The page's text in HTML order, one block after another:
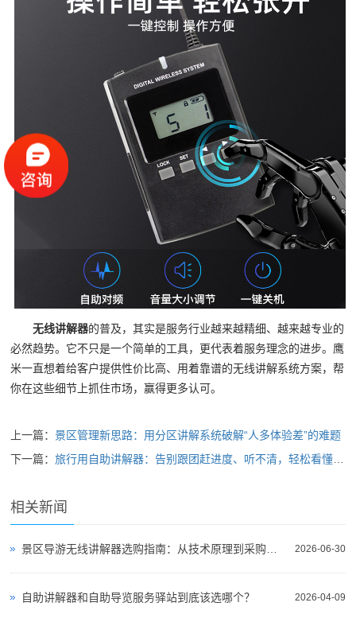
无线讲解器的普及，其实是服务行业越来越精细、越来越专业的
必然趋势。它不只是一个简单的工具，更代表着服务理念的进步。鹰
米一直想着给客户提供性价比高、用着靠谱的无线讲解系统方案，帮
你在这些细节上抓住市场，赢得更多认可。
上一篇：景区管理新思路：用分区讲解系统破解“人多体验差”的难题
下一篇：旅行用自助讲解器：告别跟团赶进度、听不清，轻松看懂风景门道，深度游必备
相关新闻
2026-06-30
景区导游无线讲解器选购指南：从技术原理到采购决策
2026-04-09
自助讲解器和自助导览服务驿站到底该选哪个？